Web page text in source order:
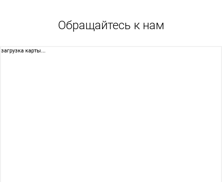
Обращайтесь к нам
загрузка карты...